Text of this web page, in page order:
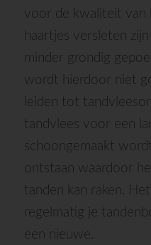
voor de kwaliteit van
haartjes versleten
minder grondig
wordt hierdoor niet
leiden tot
tandvlees voor een
schoongemaakt
ontstaan waardoor
tanden kan raken.
regelmatig je
een nieuwe.